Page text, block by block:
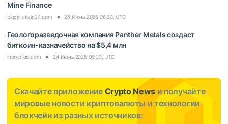
Mine Finance
block-chain24.com 25 Июнь 2025 06:20, UTC
Геологоразведочная компания Panther Metals создаст
биткоин-казначейство на $5,4 млн
incrypted.com 24 Июнь 2025 06:33, UTC
Скачайте приложение Crypto News и получайте
мировые новости криптовалюты и технологии
блокчейн из разных источников: